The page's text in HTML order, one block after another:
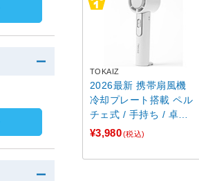
TOKAIZ
2026最新 携帯扇風機
冷却プレート搭載 ペル
チェ式 / 手持ち / 卓上
扇風機 / 首かけ カラビ
クト 静音 暑さ対策 フ
¥3,980(税込)